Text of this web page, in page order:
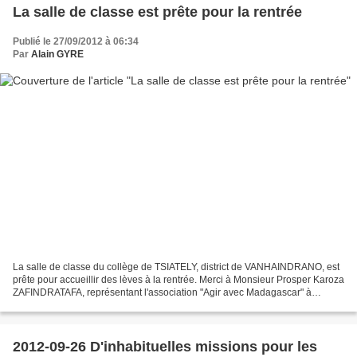
La salle de classe est prête pour la rentrée
Publié le 27/09/2012 à 06:34
Par Alain GYRE
La salle de classe du collège de TSIATELY, district de VANHAINDRANO, est
prête pour accueillir des lèves à la rentrée. Merci à Monsieur Prosper Karoza
ZAFINDRATAFA, représentant l'association "Agir avec Madagascar" à
2012-09-26 D'inhabituelles missions pour les